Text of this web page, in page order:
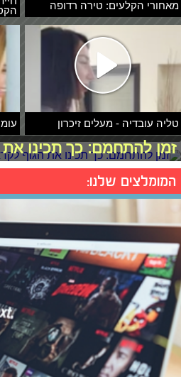
מאחורי הקלעים: טירה רדופה
טליה עובדיה - מעלים זיכרון
זמן להתחמם: כך תכינו
המומלצים שלנו: